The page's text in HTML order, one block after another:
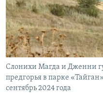
Слонихи Магда и Дженни
предгорья в парке
сентябрь 2024 года